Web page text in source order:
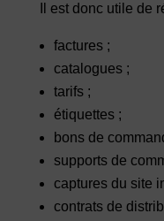
Il est donc utile de
factures ;
catalogues ;
tarifs ;
étiquettes ;
bons de
supports de
captures du site
contrats de